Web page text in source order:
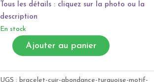
Tous les détails : cliquez sur la photo ou la
description
En stock
quantité
Bracelet
Ajouter au panier
e
UGS : bracelet-cuir-abondance-turquoise-motif-